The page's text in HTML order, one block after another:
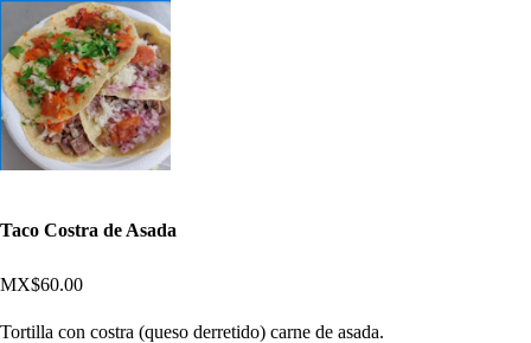
Taco Costra de Asada
MX$60.00
Tortilla con costra (queso derretido) carne de asada.